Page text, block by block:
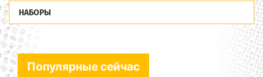
НАБОРЫ
Популярные сейчас